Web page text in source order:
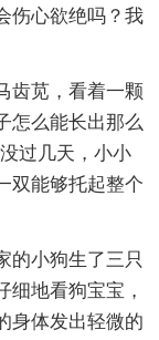
伤心欲绝吗？我
苋，看着一颗
怎么能长出那么
过几天，小小
双能够托起整个
小狗生了三只
细地看狗宝宝，
身体发出轻微的